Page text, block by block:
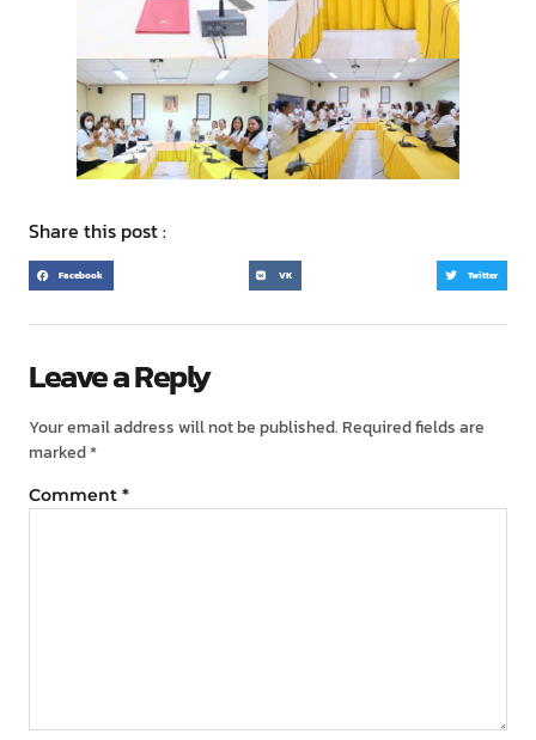
Share this post :
Facebook VK Twitter
Leave a Reply
Your email address will not be published. Required fields are
marked*
Comment *